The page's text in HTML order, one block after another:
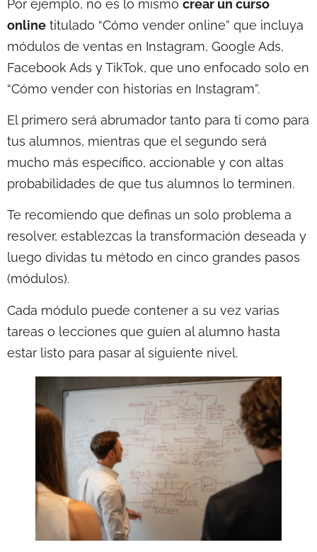
Por ejemplo, no es lo mismo crear un curso
online titulado “Cómo vender online” que incluya
módulos de ventas en Instagram, Google Ads,
Facebook Ads y TikTok, que uno enfocado solo en
“Cómo vender con historias en Instagram”.
El primero será abrumador tanto para ti como para
tus alumnos, mientras que el segundo será
mucho más específico, accionable y con altas
probabilidades de que tus alumnos lo terminen.
Te recomiendo que definas un solo problema a
resolver, establezcas la transformación deseada y
luego dividas tu método en cinco grandes pasos
(módulos).
Cada módulo puede contener a su vez varias
tareas o lecciones que guíen al alumno hasta
estar listo para pasar al siguiente nivel.